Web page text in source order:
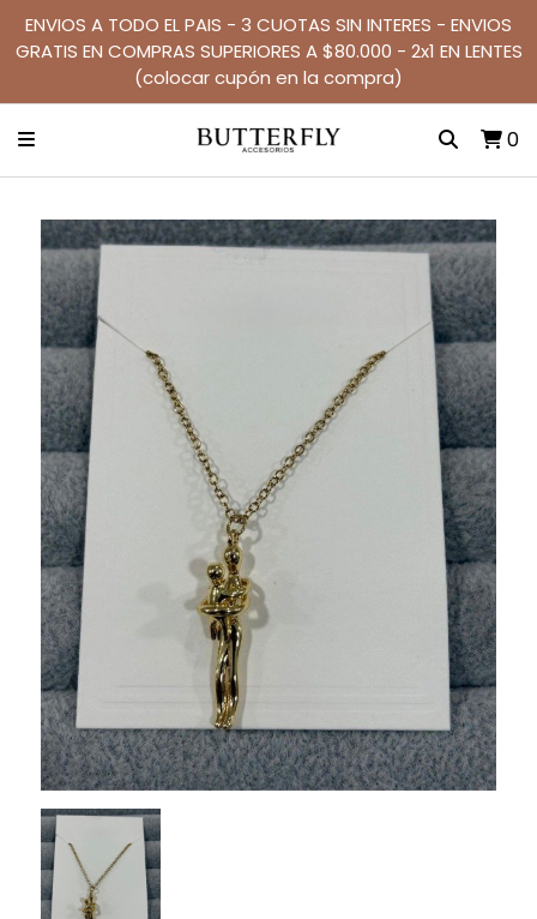
ENVIOS A TODO EL PAIS - 3 CUOTAS SIN INTERES - ENVIOS
GRATIS EN COMPRAS SUPERIORES A $80.000 - 2x1 EN LENTES
(colocar cupón en la compra)
0